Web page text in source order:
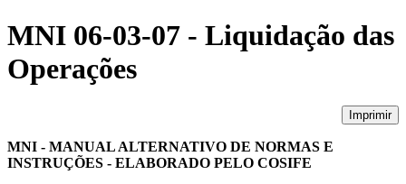
MNI 06-03-07 - Liquidação das
Operações
Imprimir
MNI - MANUAL ALTERNATIVO DE NORMAS E
INSTRUÇÕES - ELABORADO PELO COSIFE